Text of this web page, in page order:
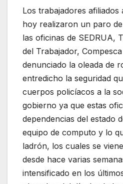
Los trabajadores afiliados
hoy realizaron un paro
las oficinas de SEDRUA,
del Trabajador,
denunciado la oleada de
entredicho la seguridad
cuerpos policíacos a la
gobierno ya que estas
dependencias del estado
equipo de computo y lo
ladrón, los cuales se
desde hace varias
intensificado en los